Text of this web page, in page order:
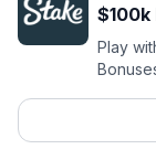
$100k
Play